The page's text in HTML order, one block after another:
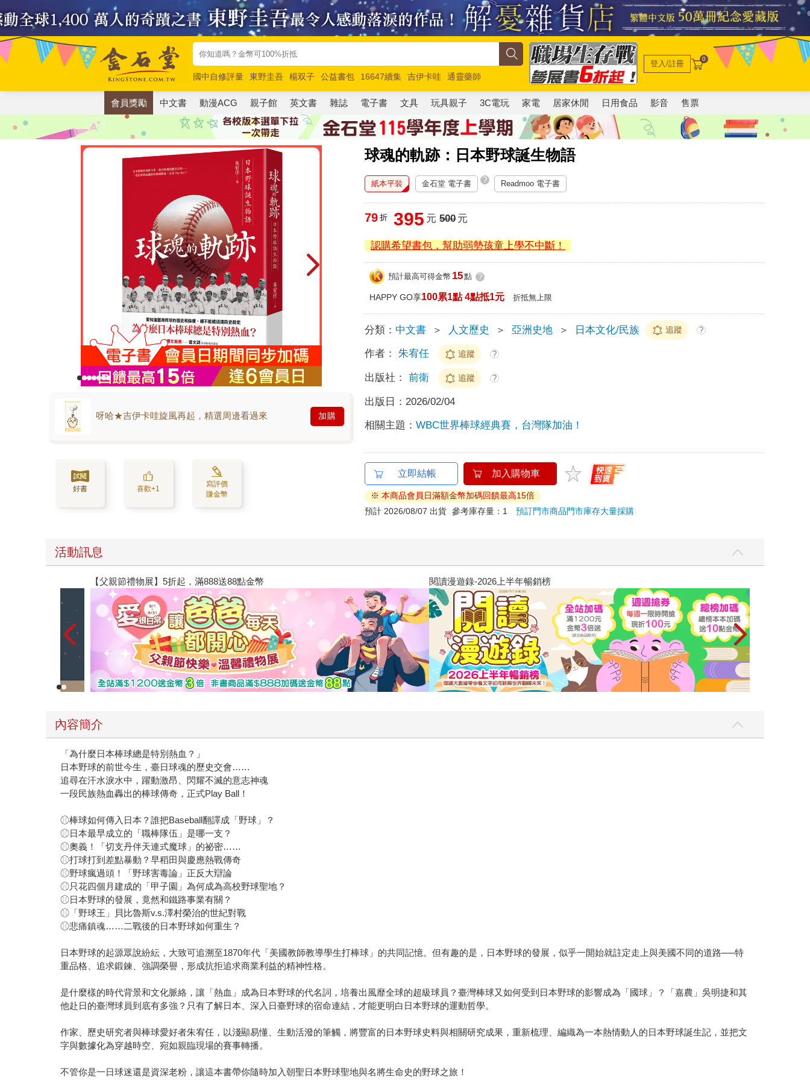
國中自修評量 東野圭吾 楊双子 公益書包 16647續集 吉伊卡哇
通靈藥師
唯紅花綻放
奧德賽 路邊攤新作 馬斯克 玩具總動員5 超慢跑
登入/註冊 0
會員獎勵 中文書 動漫ACG 親子館 英文書 雜誌 電子書 文具 玩具親子 3C電玩 家電 居家休閒 日用食品 影音 售票
球魂的軌跡：日本野球誕生物語
呀哈★吉伊卡哇旋風再起，精選周邊看過來 加購
好書 喜歡+1
寫評價
賺金幣
紙本平裝 金石堂 電子書 ? Readmoo 電子書
79 折 395 元 500元
認購希望書包，幫助弱勢孩童上學不中斷！
預計最高可得金幣 15點 ?
HAPPY GO享100累1點 4點抵1元 折抵無上限
分類： 中文書 ＞ 人文歷史 ＞ 亞洲史地 ＞ 日本文化/民族 追蹤 ?
作者： 朱宥任 追蹤 ?
出版社： 前衛 追蹤 ?
出版日： 2026/02/04
相關主題：WBC世界棒球經典賽，台灣隊加油！
立即結帳 加入購物車
※ 本商品會員日滿額金幣加碼回饋最高15倍
預計 2026/08/07 出貨 參考庫存量：1預訂門市商品門市庫存大量採購
活動訊息
【父親節禮物展】5折起，滿888送88點金幣 閱讀漫遊錄-2026上半年暢銷榜
內容簡介
「為什麼日本棒球總是特別熱血？」
日本野球的前世今生，臺日球魂的歷史交會……
追尋在汗水淚水中，躍動激昂、閃耀不滅的意志神魂
一段民族熱血轟出的棒球傳奇，正式Play Ball！
⚾︎棒球如何傳入日本？誰把Baseball翻譯成「野球」？
⚾︎日本最早成立的「職棒隊伍」是哪一支？
⚾︎奧義！「切支丹伴天連式魔球」的祕密……
⚾︎打球打到差點暴動？早稻田與慶應熱戰傳奇
⚾︎野球瘋過頭！「野球害毒論」正反大辯論
⚾︎只花四個月建成的「甲子園」為何成為高校野球聖地？
⚾︎日本野球的發展，竟然和鐵路事業有關？
⚾︎「野球王」貝比魯斯v.s.澤村榮治的世紀對戰
⚾︎悲痛鎮魂……二戰後的日本野球如何重生？
日本野球的起源眾說紛紜，大致可追溯至1870年代「美國教師教導學生打棒球」的共同記憶。但有趣的是，日本野球的發展，似乎一開始就註定走上與美國不同的道路──特
重品格、追求鍛鍊、強調榮譽，形成抗拒追求商業利益的精神性格。
是什麼樣的時代背景和文化脈絡，讓「熱血」成為日本野球的代名詞，培養出風靡全球的超級球員？臺灣棒球又如何受到日本野球的影響成為「國球」？「嘉農」吳明捷和其
他赴日的臺灣球員到底有多強？只有了解日本、深入日臺野球的宿命連結，才能更明白日本野球的運動哲學。
作家、歷史研究者與棒球愛好者朱宥任，以淺顯易懂、生動活潑的筆觸，將豐富的日本野球史料與相關研究成果，重新梳理、編織為一本熱情動人的日本野球誕生記，並把文
字與數據化為穿越時空、宛如親臨現場的賽事轉播。
不管你是一日球迷還是資深老粉，讓這本書帶你隨時加入朝聖日本野球聖地與名將生命史的野球之旅！